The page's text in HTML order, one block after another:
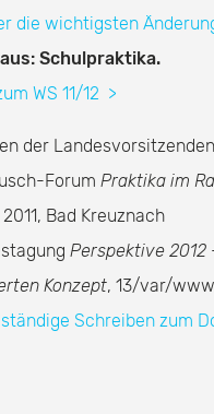
die wichtigsten
Schulpraktika.
WS 11/12 >
der
Forum Praktika im
Bad Kreuznach
Perspektive 2012
Konzept, 13/var/
Schreiben zum